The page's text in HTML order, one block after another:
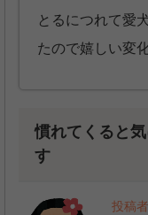
とるにつれて愛
たので嬉しい変
慣れてくると
す
投稿